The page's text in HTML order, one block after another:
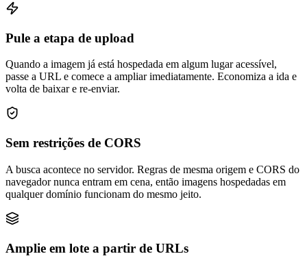
Pule a etapa de upload
Quando a imagem já está hospedada em algum lugar acessível,
passe a URL e comece a ampliar imediatamente. Economiza a ida e
volta de baixar e re-enviar.
Sem restrições de CORS
A busca acontece no servidor. Regras de mesma origem e CORS do
navegador nunca entram em cena, então imagens hospedadas em
qualquer domínio funcionam do mesmo jeito.
Amplie em lote a partir de URLs